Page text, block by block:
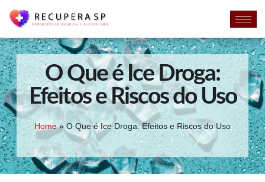
O Que é Ice Droga:
Efeitos e Riscos do Uso
Home»O Que é Ice Droga: Efeitos e Riscos do Uso